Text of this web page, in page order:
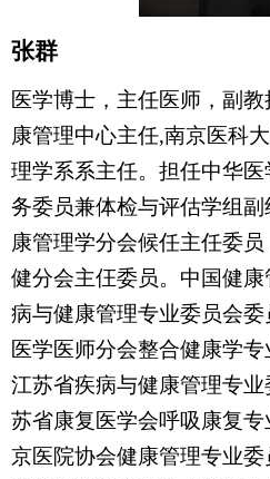
张群
医学博士， 主任医师 ， 副教
康管理中心主任,南京医科
理学系系主任。 担任中华医
务委员兼体检与评估学组
康管理学分会候任主任委
健分会主仼委员。中国健
病与健康管理专业委员会
医学医师分会整合健康学
江苏省疾病与健康管理专
苏省康复医学会呼吸康复
京医院协会健康管理专业